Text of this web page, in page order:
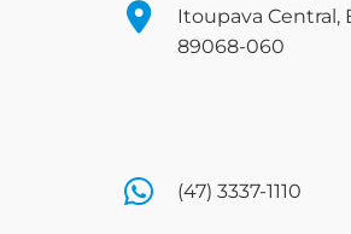
Itoupava Central,
89068-060
(47) 3337-1110